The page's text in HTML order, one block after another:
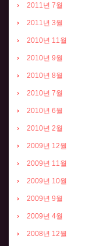
2011년 7월
2011년 3월
2010년 11월
2010년 9월
2010년 8월
2010년 7월
2010년 6월
2010년 2월
2009년 12월
2009년 11월
2009년 10월
2009년 9월
2009년 4월
2008년 12월